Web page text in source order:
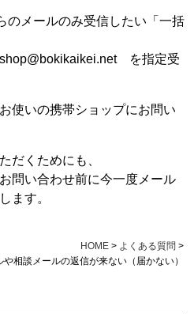
のメールのみ受信したい「一括
を指定受
使いの携帯ショップにお問い
だくためにも、
問い合わせ前に今一度メール
ます。
HOME> よくある質問 >
や相談メールの返信が来ない（届かない）